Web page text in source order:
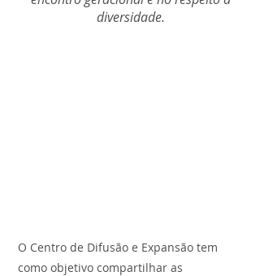
diversidade.
O Centro de Difusão e Expansão tem
como objetivo compartilhar as